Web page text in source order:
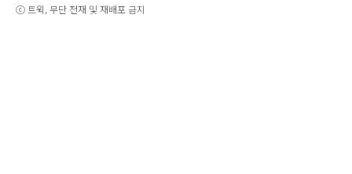
ⓒ 트윅, 무단 전재 및 재배포 금지